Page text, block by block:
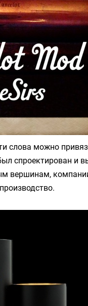
слова можно
спроектирован и
вершинам,